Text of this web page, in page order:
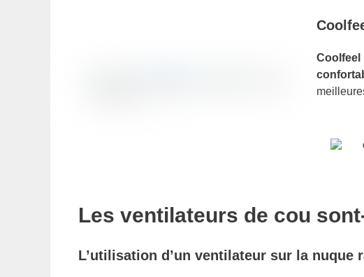
Les ventilateurs de cou
L’utilisation d’un ventilateur sur la